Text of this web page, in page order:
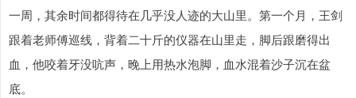
一周，其余时间都得待在几乎没人迹的大山里。第一个月，王剑
跟着老师傅巡线，背着二十斤的仪器在山里走，脚后跟磨得出
血，他咬着牙没吭声，晚上用热水泡脚，血水混着沙子沉在盆
底。